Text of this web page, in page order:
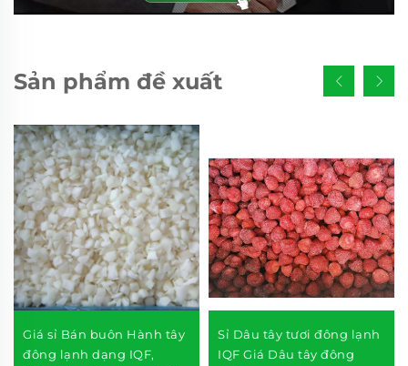
Sản phẩm đề xuất
Giá sỉ Bán buôn Hành tây
đông lạnh dạng IQF,
Sỉ Dâu tây tươi đông lạnh
IQF Giá Dâu tây đông